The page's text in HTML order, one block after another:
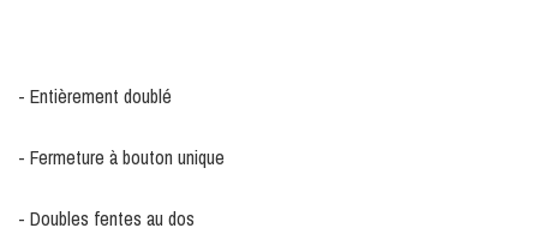
- Entièrement doublé
- Fermeture à bouton unique
- Doubles fentes au dos